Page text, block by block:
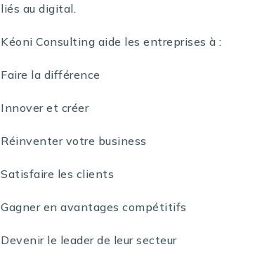
liés au digital.
Kéoni Consulting aide les entreprises à :
Faire la différence
Innover et créer
Réinventer votre business
Satisfaire les clients
Gagner en avantages compétitifs
Devenir le leader de leur secteur